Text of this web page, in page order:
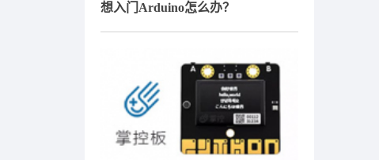
想入门Arduino怎么办？